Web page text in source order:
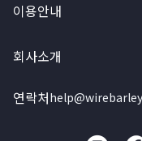
이용안내
회사소개
연락처